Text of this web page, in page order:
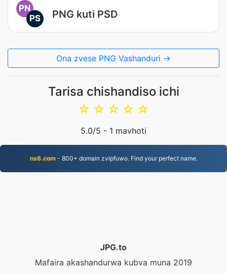
PN
PS
PNG kuti PSD
Ona zvese PNG Vashanduri →
Tarisa chishandiso ichi
☆
☆
☆
☆
☆
5.0/5 - 1 mavhoti
ns6.com- 800+ domain zvipfuwo. Find your perfect name.
JPG.to
Mafaira akashandurwa kubva muna 2019